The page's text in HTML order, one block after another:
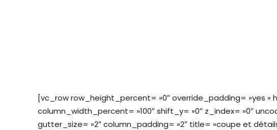
[vc_row row_height_percent= »0″ override_padding= »yes
column_width_percent= »100″ shift_y= »0″ z_index= »0″
gutter_size= »2″ column_padding= »2″ title= »coupe et